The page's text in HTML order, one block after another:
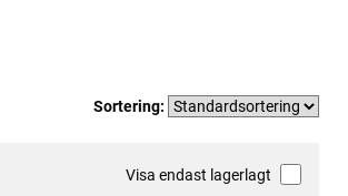
Sortering:
Visa endast lagerlagt